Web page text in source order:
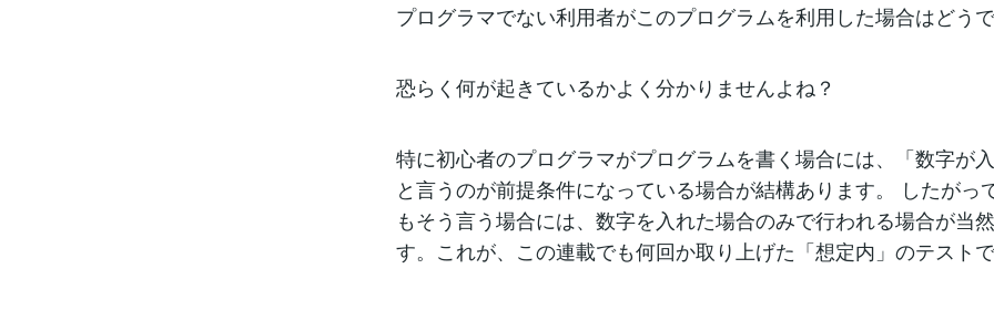
プログラマでない利用者がこのプログラムを利用した場合はどう
恐らく何が起きているかよく分かりませんよね？
特に初心者のプログラマがプログラムを書く場合には、「数字が
と言うのが前提条件になっている場合が結構あります。 したがっ
もそう言う場合には、数字を入れた場合のみで行われる場合が当
す。これが、この連載でも何回か取り上げた「想定内」のテスト